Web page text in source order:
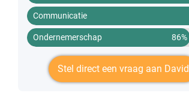
Communicatie
Ondernemerschap 86%
Stel direct een vraag aan David